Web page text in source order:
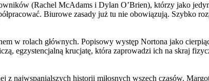
(Rachel McAdams i Dylan O’Brien), którzy jako
Biurowe zasady już tu nie obowiązują. Szybko
w rolach głównych. Popisowy występ Nortona jako
egzystencjalną krucjatę, która zaprowadzi ich na skraj
z najwspanialszych historii miłosnych wszech czasów.